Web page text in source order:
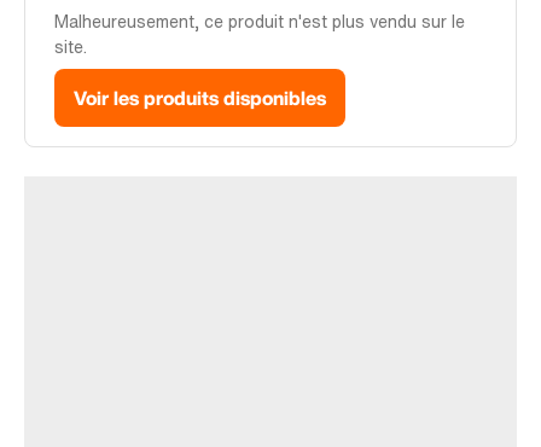
Malheureusement, ce produit n'est plus vendu sur le
site.
Voir les produits disponibles